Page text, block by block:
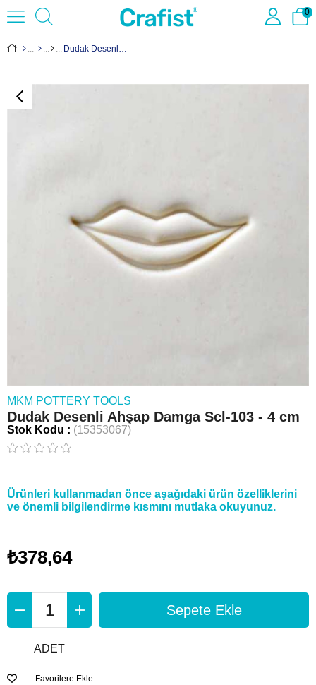
0
Dudak Desenli Ahşap Damga Scl-103 - 4 cm
MKM POTTERY TOOLS
Dudak Desenli Ahşap Damga Scl-103 - 4 cm
Stok Kodu (15353067)
Ürünleri kullanmadan önce aşağıdaki ürün özelliklerini
ve önemli bilgilendirme kısmını mutlaka okuyunuz.
₺378,64
ADET
Favorilere Ekle